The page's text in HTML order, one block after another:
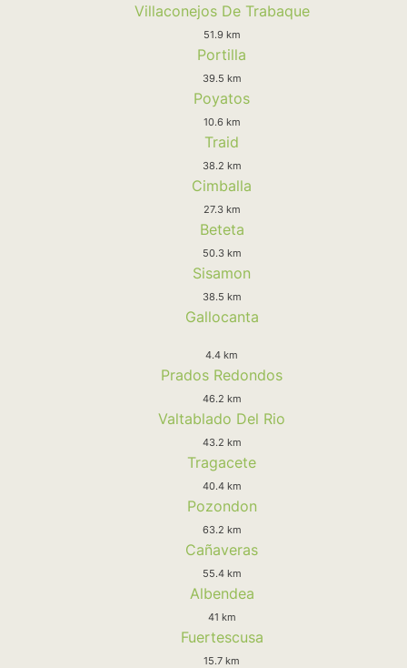
Villaconejos De Trabaque
51.9 km
Portilla
39.5 km
Poyatos
10.6 km
Traid
38.2 km
Cimballa
27.3 km
Beteta
50.3 km
Sisamon
38.5 km
Gallocanta
4.4 km
Prados Redondos
46.2 km
Valtablado Del Rio
43.2 km
Tragacete
40.4 km
Pozondon
63.2 km
Cañaveras
55.4 km
Albendea
41 km
Fuertescusa
15.7 km